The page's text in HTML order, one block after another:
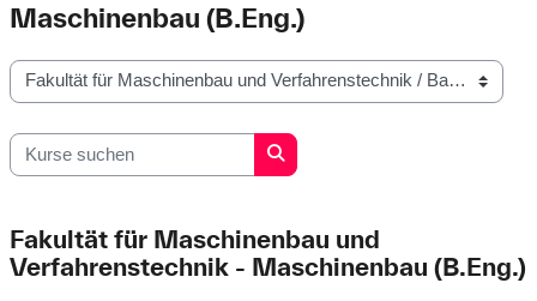
Maschinenbau (B.Eng.)
Kursbereiche
Kurse suchen
Kurse suchen
Fakultät für Maschinenbau und
Verfahrenstechnik - Maschinenbau (B.Eng.)